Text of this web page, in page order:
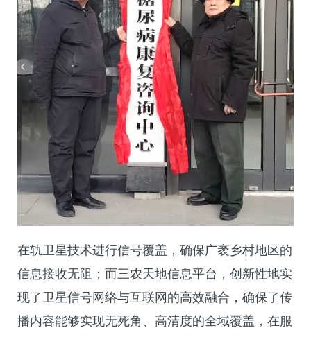
在轨卫星技术进行信号覆盖，确保广袤乡村地区的
信息接收无阻；而三农天地信息平台，创新性地实
现了卫星信号网络与互联网的高效融合，确保了传
播内容能够实现无死角、高清度的全域覆盖，在服